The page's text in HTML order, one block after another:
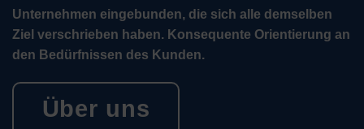
Unternehmen eingebunden, die sich alle demselben
Ziel verschrieben haben. Konsequente Orientierung an
den Bedürfnissen des Kunden.
Über uns